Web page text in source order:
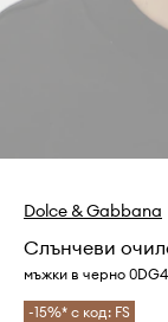
Dolce & Gabbana
Слънчеви
мъжки в черно
-15%* с код: FS